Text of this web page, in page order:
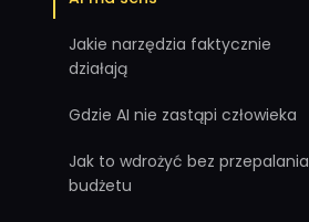
Jakie narzędzia faktycznie
działają
Gdzie AI nie zastąpi człowieka
Jak to wdrożyć bez przepalania
budżetu